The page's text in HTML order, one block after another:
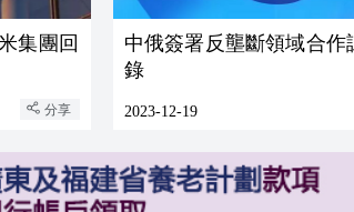
集團回
分享
中俄簽署反壟斷領域合作
錄
2023-12-19